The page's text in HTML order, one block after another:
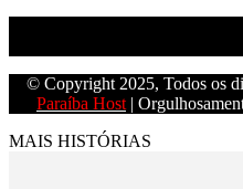
© Copyright 2025, Todos os
Paraíba Host |
MAIS HISTÓRIAS